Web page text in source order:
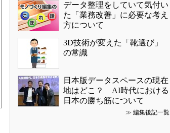
データ整理をしていて気付い
た「業務改善」に必要な考え
方について
3D技術が変えた「靴選び」
の常識
日本版データスペースの現在
地はどこ？ AI時代における
日本の勝ち筋について
≫ 編集後記一覧